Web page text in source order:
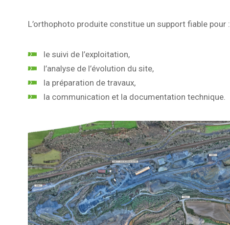
L’orthophoto produite constitue un support fiable pour :
le suivi de l’exploitation,
l’analyse de l’évolution du site,
la préparation de travaux,
la communication et la documentation technique.